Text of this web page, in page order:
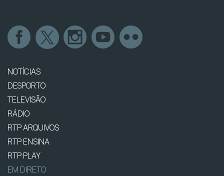
NOTÍCIAS
DESPORTO
TELEVISÃO
RÁDIO
RTP ARQUIVOS
RTP ENSINA
RTP PLAY
EM DIRETO